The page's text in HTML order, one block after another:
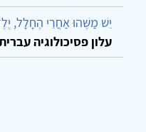
יֵשׁ מַשֶּׁהוּ אַחֲרֵי הֶחָלָל,
עלון פסיכולוגיה